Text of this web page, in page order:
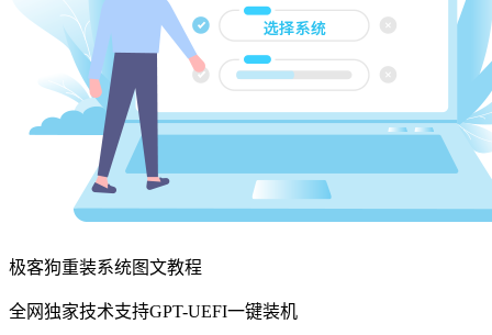
极客狗重装系统图文教程
全网独家技术支持GPT-UEFI一键装机